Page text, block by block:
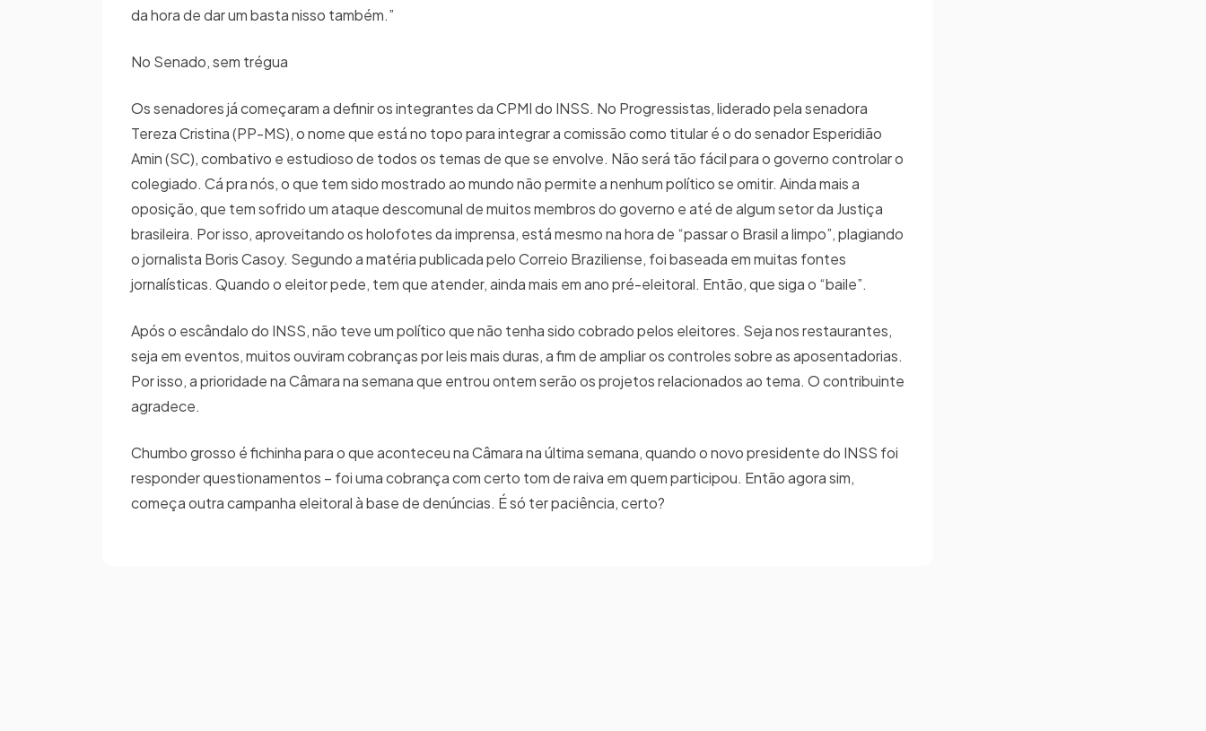
da hora de dar um basta nisso também.”
No Senado, sem trégua
Os senadores já começaram a definir os integrantes da CPMI do INSS. No Progressistas, liderado pela senadora
Tereza Cristina (PP-MS), o nome que está no topo para integrar a comissão como titular é o do senador Esperidião
Amin (SC), combativo e estudioso de todos os temas de que se envolve. Não será tão fácil para o governo controlar o
colegiado. Cá pra nós, o que tem sido mostrado ao mundo não permite a nenhum político se omitir. Ainda mais a
oposição, que tem sofrido um ataque descomunal de muitos membros do governo e até de algum setor da Justiça
brasileira. Por isso, aproveitando os holofotes da imprensa, está mesmo na hora de “passar o Brasil a limpo”, plagiando
o jornalista Boris Casoy. Segundo a matéria publicada pelo Correio Braziliense, foi baseada em muitas fontes
jornalísticas. Quando o eleitor pede, tem que atender, ainda mais em ano pré-eleitoral. Então, que siga o “baile”.
Após o escândalo do INSS, não teve um político que não tenha sido cobrado pelos eleitores. Seja nos restaurantes,
seja em eventos, muitos ouviram cobranças por leis mais duras, a fim de ampliar os controles sobre as aposentadorias.
Por isso, a prioridade na Câmara na semana que entrou ontem serão os projetos relacionados ao tema. O contribuinte
agradece.
Chumbo grosso é fichinha para o que aconteceu na Câmara na última semana, quando o novo presidente do INSS foi
responder questionamentos – foi uma cobrança com certo tom de raiva em quem participou. Então agora sim,
começa outra campanha eleitoral à base de denúncias. É só ter paciência, certo?